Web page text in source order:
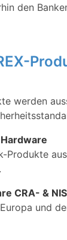
den
werden
Produkte
CRA- &
und